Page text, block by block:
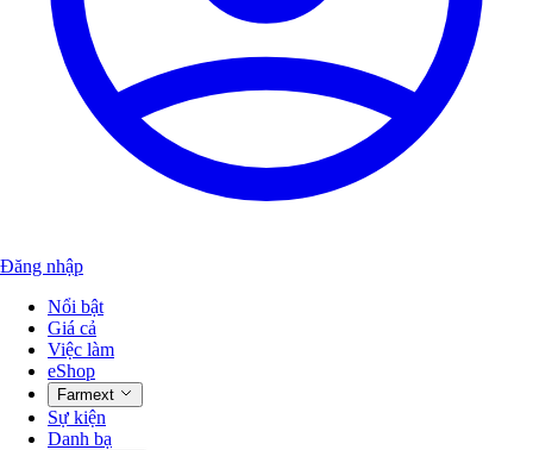
Đăng nhập
Nổi bật
Giá cả
Việc làm
eShop
Farmext
Sự kiện
Danh bạ